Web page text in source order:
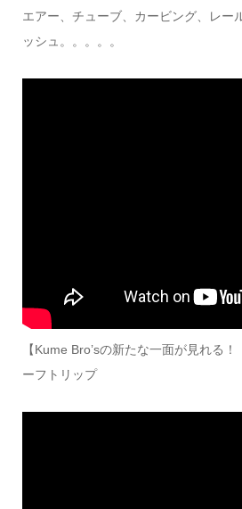
エアー、チューブ、カービング、レー
ッシュ。。。。。
【Kume Bro’sの新たな一面が見れる
ーフトリップ